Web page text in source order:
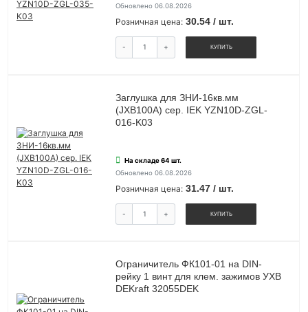
Обновлено 06.08.2026
Розничная цена: 30.54 / шт.
- + КУПИТЬ
Заглушка для ЗНИ-16кв.мм
(JXB100А) сер. IEK YZN10D-ZGL-
016-K03
На складе 64 шт.
Обновлено 06.08.2026
Розничная цена: 31.47 / шт.
- + КУПИТЬ
Ограничитель ФК101-01 на DIN-
рейку 1 винт для клем. зажимов УХВ
DEKraft 32055DEK